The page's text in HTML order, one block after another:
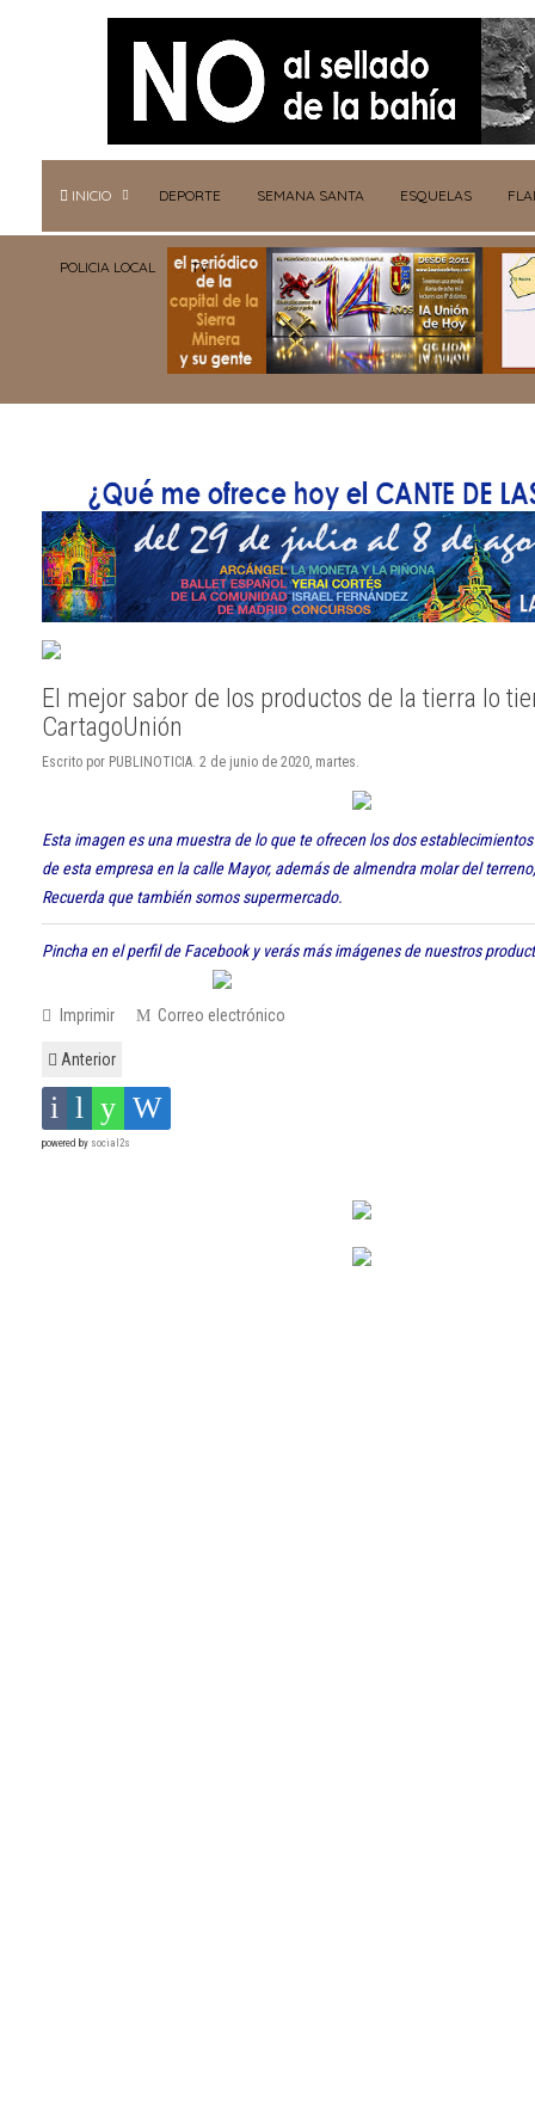
INICIO DEPORTE SEMANA SANTA ESQUELAS
POLICIA LOCAL TV
El mejor sabor de los productos de la tierra lo
CartagoUnión
Escrito por PUBLINOTICIA. 2 de junio de 2020, martes.
Esta imagen es una muestra de lo que te ofrecen los dos
de esta empresa en la calle Mayor, además de almendra molar del
Recuerda que también somos supermercado.
Pincha en el perfil de Facebook y verás más imágenes de nuestros
Imprimir Correo electrónico
Anterior
powered by social2s